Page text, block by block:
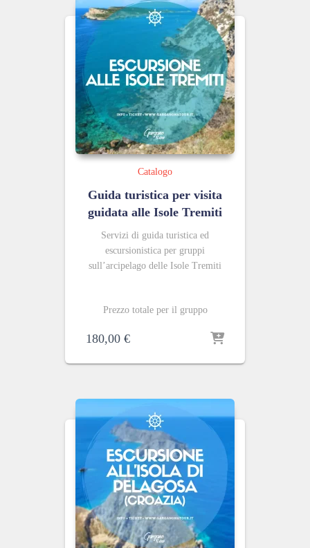
Catalogo
Guida turistica per visita
guidata alle Isole Tremiti
Servizi di guida turistica ed
escursionistica per gruppi
sull’arcipelago delle Isole Tremiti
Prezzo totale per il gruppo
180,00 €